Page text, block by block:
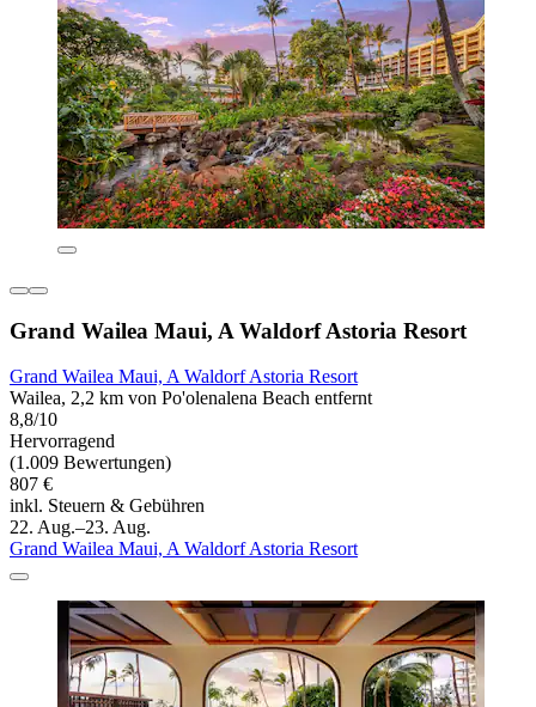
Grand Wailea Maui, A Waldorf Astoria Resort
Grand Wailea Maui, A Waldorf Astoria Resort
Wailea, 2,2 km von Po'olenalena Beach entfernt
8,8/10
Hervorragend
(1.009 Bewertungen)
807 €
inkl. Steuern & Gebühren
22. Aug.–23. Aug.
Grand Wailea Maui, A Waldorf Astoria Resort